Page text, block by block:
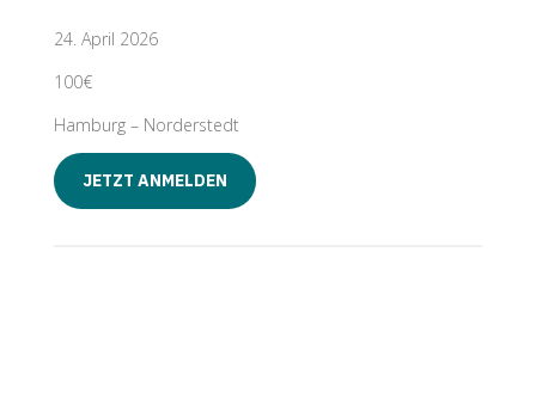
24. April 2026
100€
Hamburg – Norderstedt
JETZT ANMELDEN